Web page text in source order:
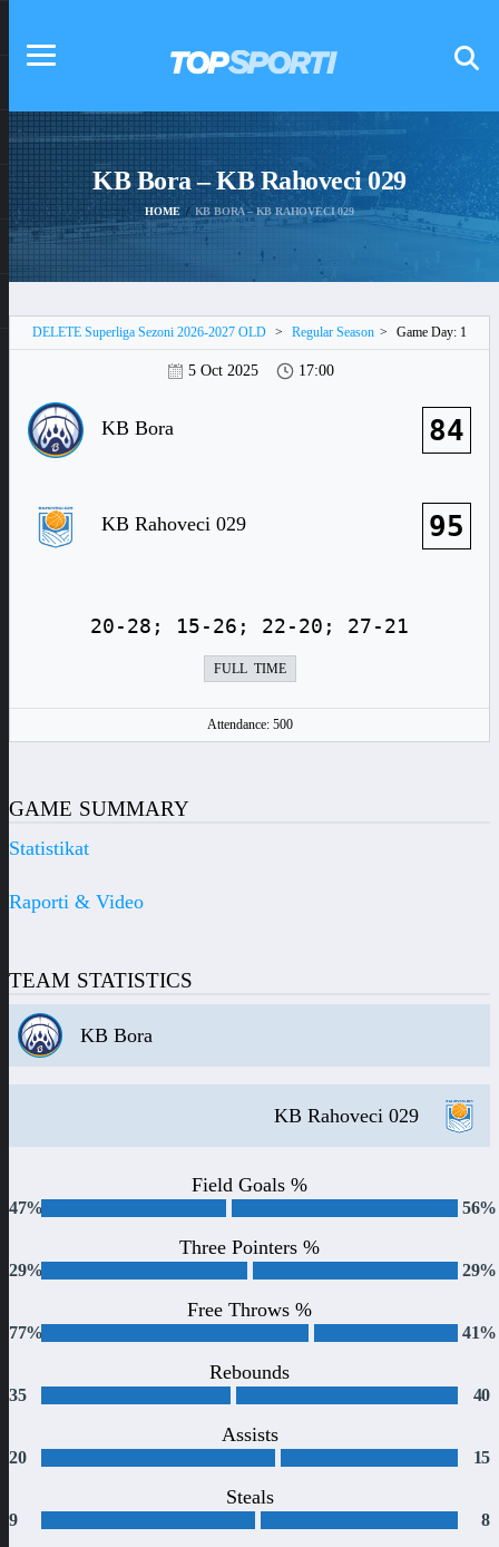
KB Bora – KB Rahoveci 029
HOME KB BORA – KB RAHOVECI 029
DELETE Superliga Sezoni 2026-2027 OLD > Regular Season > Game Day: 1
5 Oct 2025 17:00
KB Bora 84
KB Rahoveci 029 95
20-28; 15-26; 22-20; 27-21
FULL TIME
Attendance: 500
GAME SUMMARY
Statistikat
Raporti & Video
TEAM STATISTICS
KB Bora
KB Rahoveci 029
Field Goals %
47% 56%
Three Pointers %
29% 29%
Free Throws %
77% 41%
Rebounds
35 40
Assists
20 15
Steals
9 8